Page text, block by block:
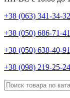
+38 (063) 341-34-32
+38 (050) 686-71-41
+38 (050) 638-40-91
+38 (098) 219-25-24